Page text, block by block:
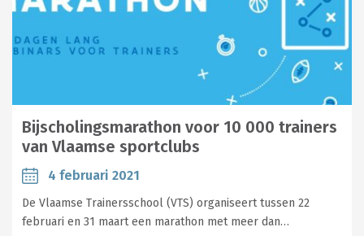
Bijscholingsmarathon voor 10 000 trainers
van Vlaamse sportclubs
4 februari 2021
De Vlaamse Trainersschool (VTS) organiseert tussen 22
februari en 31 maart een marathon met meer dan…